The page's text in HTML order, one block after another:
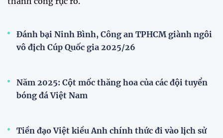
Bóng đá nữ Việt Nam đón cú hích lớn trước mùa
giải 2026
Đội tuyển trẻ